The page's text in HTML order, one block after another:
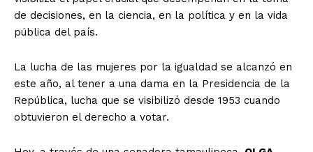
de decisiones, en la ciencia, en la política y en la vida
pública del país.
La lucha de las mujeres por la igualdad se alcanzó en
este año, al tener a una dama en la Presidencia de la
República, lucha que se visibilizó desde 1953 cuando
obtuvieron el derecho a votar.